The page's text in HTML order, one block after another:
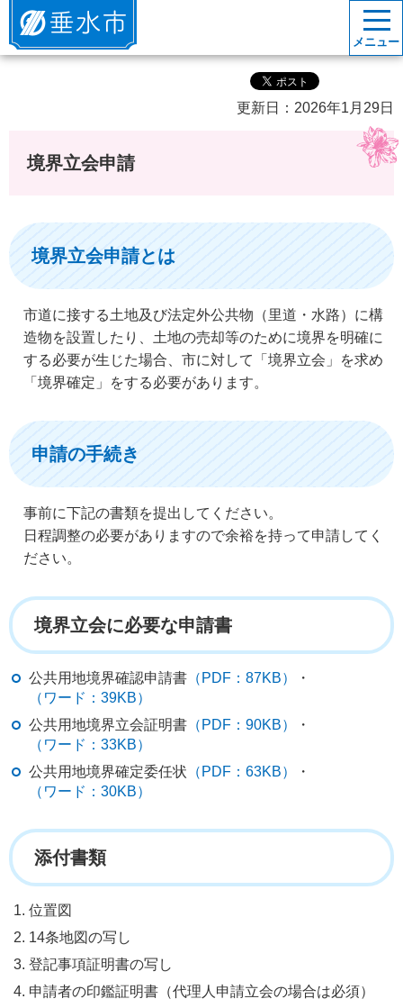
垂水市
メニュー
更新日：2026年1月29日
境界立会申請
境界立会申請とは
市道に接する土地及び法定外公共物（里道・水路）に構
造物を設置したり、土地の売却等のために境界を明確に
する必要が生じた場合、市に対して「境界立会」を求め
「境界確定」をする必要があります。
申請の手続き
事前に下記の書類を提出してください。
日程調整の必要がありますので余裕を持って申請してく
ださい。
境界立会に必要な申請書
公共用地境界確認申請書 （PDF：87KB）
・
（ワード：39KB）
公共用地境界立会証明書 （PDF：90KB）
・
（ワード：33KB）
公共用地境界確定委任状 （PDF：63KB）
・
（ワード：30KB）
添付書類
位置図
14条地図の写し
登記事項証明書の写し
申請者の印鑑証明書（代理人申請立会の場合は必須）